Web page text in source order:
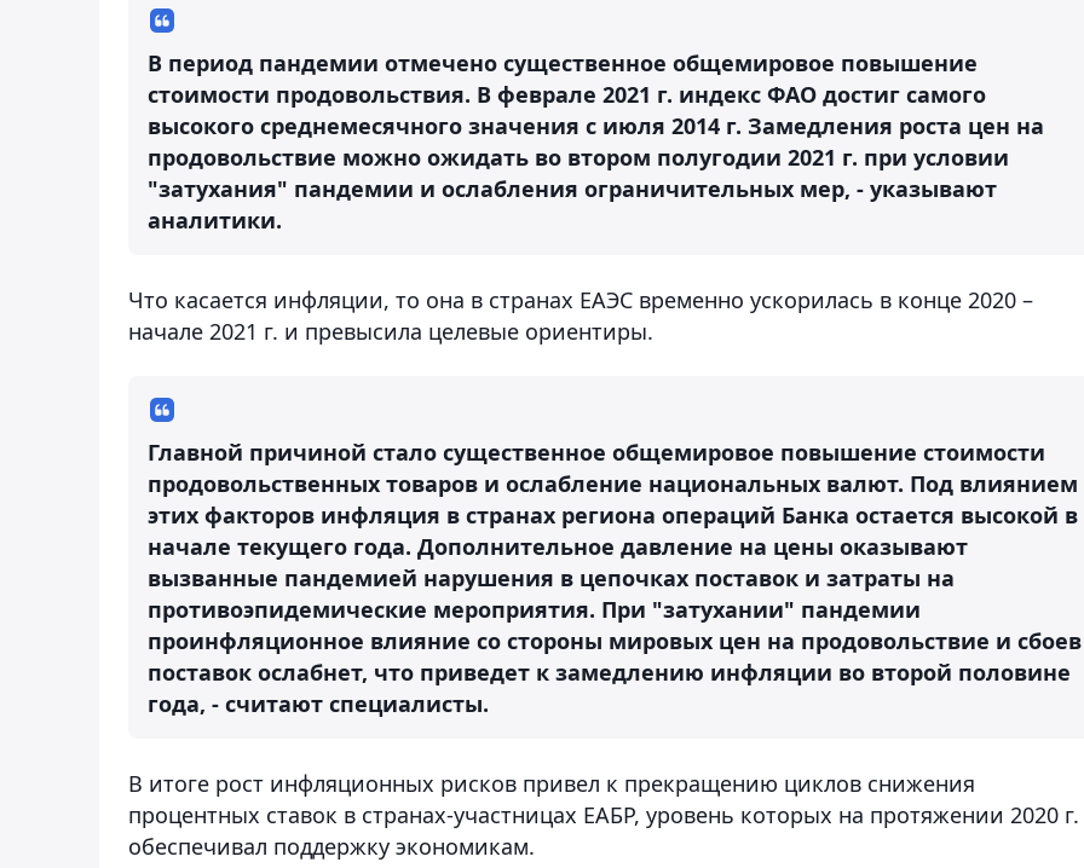
В период пандемии отмечено существенное общемировое повышение
стоимости продовольствия. В феврале 2021 г. индекс ФАО достиг самого
высокого среднемесячного значения с июля 2014 г. Замедления роста цен на
продовольствие можно ожидать во втором полугодии 2021 г. при условии
"затухания" пандемии и ослабления ограничительных мер, - указывают
аналитики.
Что касается инфляции, то она в странах ЕАЭС временно ускорилась в конце 2020 –
начале 2021 г. и превысила целевые ориентиры.
Главной причиной стало существенное общемировое повышение стоимости
продовольственных товаров и ослабление национальных валют. Под влиянием
этих факторов инфляция в странах региона операций Банка остается высокой в
начале текущего года. Дополнительное давление на цены оказывают
вызванные пандемией нарушения в цепочках поставок и затраты на
противоэпидемические мероприятия. При "затухании" пандемии
проинфляционное влияние со стороны мировых цен на продовольствие и сбоев
поставок ослабнет, что приведет к замедлению инфляции во второй половине
года, - считают специалисты.
В итоге рост инфляционных рисков привел к прекращению циклов снижения
процентных ставок в странах-участницах ЕАБР, уровень которых на протяжении 2020 г.
обеспечивал поддержку экономикам.